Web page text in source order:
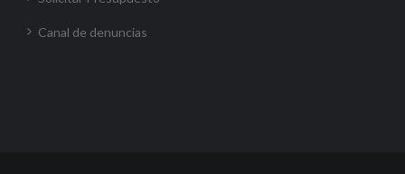
Canal de denuncias